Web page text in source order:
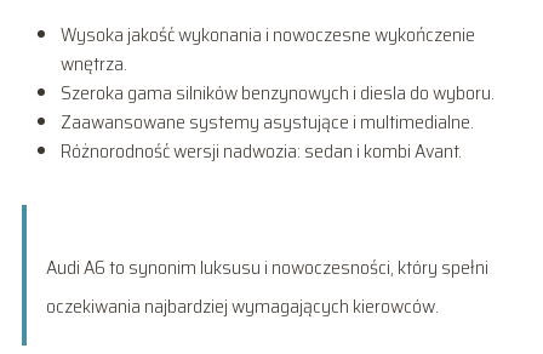
Wysoka jakość wykonania i nowoczesne wykończenie
wnętrza.
Szeroka gama silników benzynowych i diesla do wyboru.
Zaawansowane systemy asystujące i multimedialne.
Różnorodność wersji nadwozia: sedan i kombi Avant.
Audi A6 to synonim luksusu i nowoczesności, który spełni
oczekiwania najbardziej wymagających kierowców.